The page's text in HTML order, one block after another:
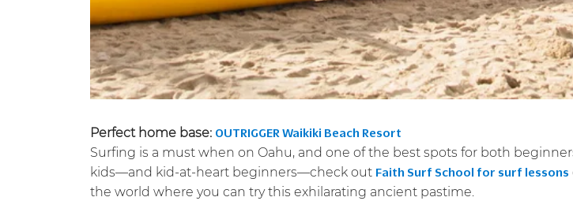
Perfect home base: OUTRIGGER Waikiki Beach Resort
Surfing is a must when on Oahu, and one of the best spots for both
kids—and kid-at-heart beginners—check out Faith Surf School for surf lessons
the world where you can try this exhilarating ancient pastime.